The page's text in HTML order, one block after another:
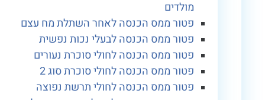
פטור ממס הכנסה לאחר השתלת מח עצם
פטור ממס הכנסה לבעלי נכות נפשית
פטור ממס הכנסה לחולי סוכרת נעורים
פטור ממס הכנסה לחולי סוכרת סוג 2
פטור ממס הכנסה לחולי תרשת נפוצה